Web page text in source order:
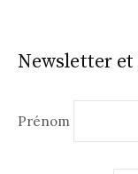
Newsletter et
Prénom